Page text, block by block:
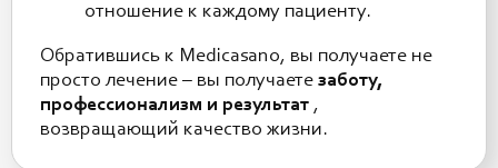
отношение к каждому пациенту.
Обратившись к Medicasano, вы получаете не
просто лечение – вы получаете заботу,
профессионализм и результат ,
возвращающий качество жизни.